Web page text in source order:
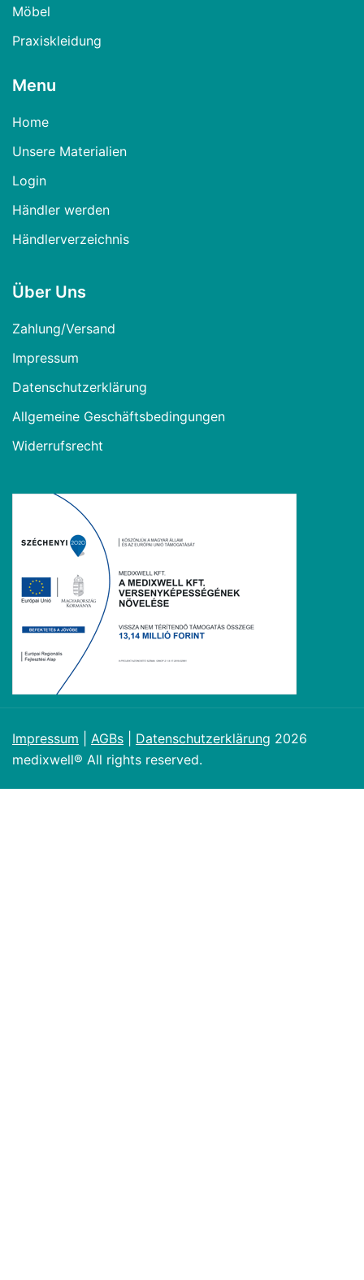
Möbel
Praxiskleidung
Menu
Home
Unsere Materialien
Login
Händler werden
Händlerverzeichnis
Über Uns
Zahlung/Versand
Impressum
Datenschutzerklärung
Allgemeine Geschäftsbedingungen
Widerrufsrecht
Impressum AGBs Datenschutzerklärung 2026
medixwell® All rights reserved.